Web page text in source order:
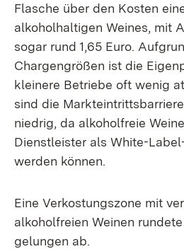
Flasche über den Kosten
alkoholhaltigen Weines, mit
sogar rund 1,65 Euro.
Chargengrößen ist die
kleinere Betriebe oft wenig
sind die
niedrig, da alkoholfreie
Dienstleister als White-
werden können.
Eine Verkostungszone mit
alkoholfreien Weinen
gelungen ab.